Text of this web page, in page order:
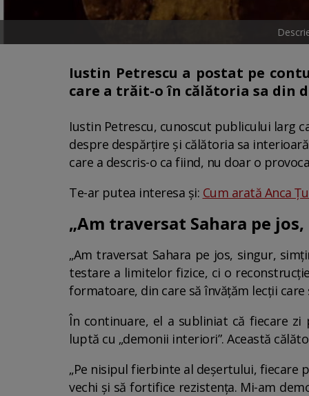
Iustin Petrescu a postat pe
care a trăit-o în călătoria sa din
Iustin Petrescu, cunoscut publicului larg
despre despărțire și călătoria sa
care a descris-o ca fiind, nu doar o
Te-ar putea interesa și: Cum arată Anca
„Am traversat Sahara pe
„Am traversat Sahara pe jos, singur,
testare a limitelor fizice, ci o
formatoare, din care să învățăm lecții
În continuare, el a subliniat că fiecare
luptă cu „demonii interiori”. Această
„Pe nisipul fierbinte al deșertului, fiecare
vechi și să fortifice rezistența. Mi-am